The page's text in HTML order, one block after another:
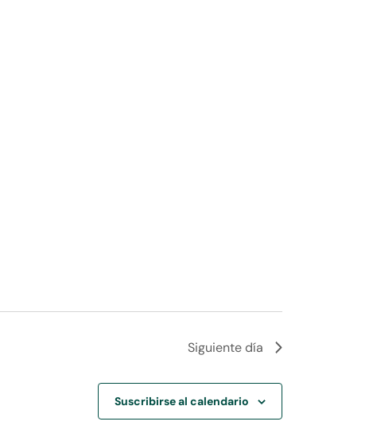
Siguiente día
Suscribirse al calendario